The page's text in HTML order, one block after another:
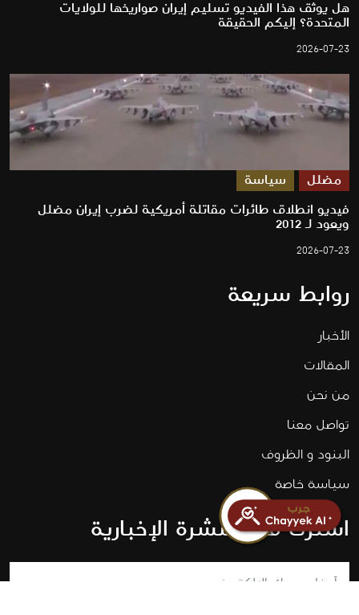
هل يوثق هذا الفيديو تسليم إيران صواريخها للولايات
المتحدة؟ إليكم الحقيقة
2026-07-23
مضلل سياسة
فيديو انطلاق طائرات مقاتلة أمريكية لضرب إيران مضلل
ويعود لـ 2012
2026-07-23
روابط سريعة
الأخبار
المقالات
من نحن
تواصل معنا
البنود و الظروف
سياسة خاصة
اشترك في النشرة الإخبارية